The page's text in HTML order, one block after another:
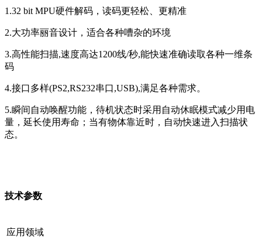
1.32 bit MPU硬件解码，读码更轻松、更精准
2.大功率丽音设计，适合各种嘈杂的环境
3.高性能扫描,速度高达1200线/秒,能快速准确读取各种一维条
码
4.接口多样(PS2,RS232串口,USB),满足各种需求。
5.瞬间自动唤醒功能，待机状态时采用自动休眠模式减少用电
量，延长使用寿命；当有物体靠近时，自动快速进入扫描状
态。
技术参数
应用领域